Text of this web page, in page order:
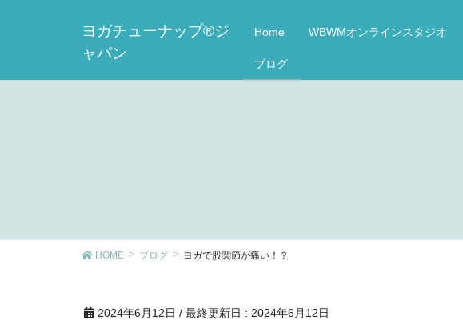
ヨガチューナップ®ジ
ャパン
Home WBWMオンラインスタジオ
ブログ
HOME ブログ ヨガで股関節が痛い！？
2024年6月12日 / 最終更新日 : 2024年6月12日